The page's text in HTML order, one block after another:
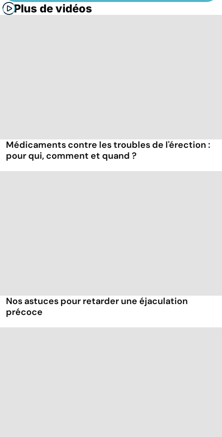
Plus de vidéos
Médicaments contre les troubles de l'érection :
pour qui, comment et quand ?
Nos astuces pour retarder une éjaculation
précoce